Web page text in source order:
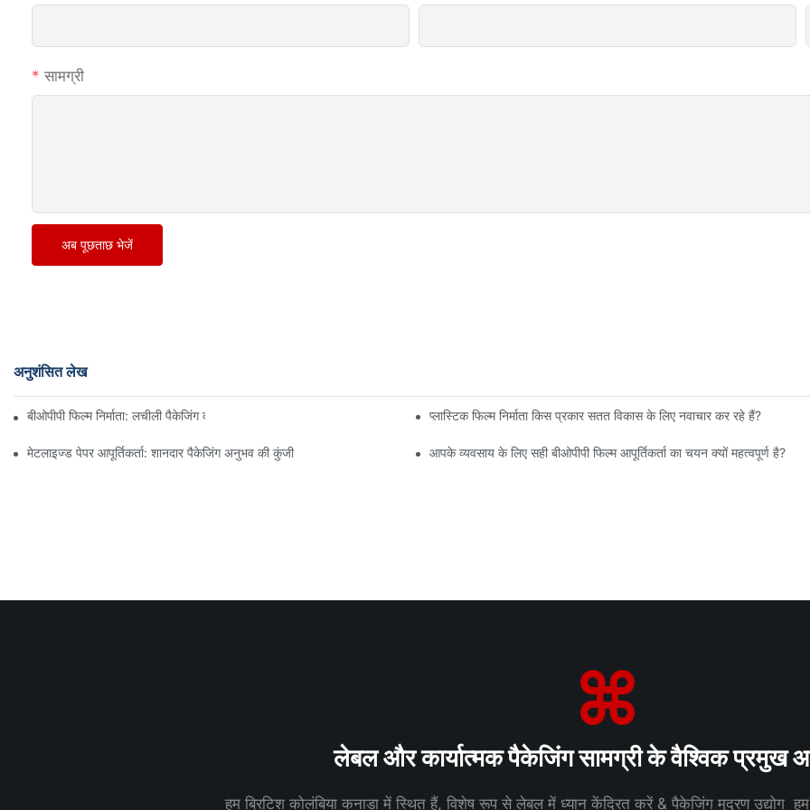
सामग्री
अब पूछताछ भेजें
अनुशंसित लेख
बीओपीपी फिल्म निर्माता: लचीली पैकेजिंग की रीढ़ की हड्डी प्लास्टिक फिल्म निर्माता किस प्रकार सतत विकास के लिए नवाचार कर रहे हैं?
मेटलाइज्ड पेपर आपूर्तिकर्ता: शानदार पैकेजिंग अनुभव की कुंजी आपके व्यवसाय के लिए सही बीओपीपी फिल्म आपूर्तिकर्ता का चयन क्यों महत्वपूर्ण है?
लेबल और कार्यात्मक पैकेजिंग सामग्री के वैश्विक प्रमुख
हम ब्रिटिश कोलंबिया कनाडा में स्थित हैं, विशेष रूप से लेबल में ध्यान केंद्रित करें & पैकेजिंग मुद्रण उद्योग